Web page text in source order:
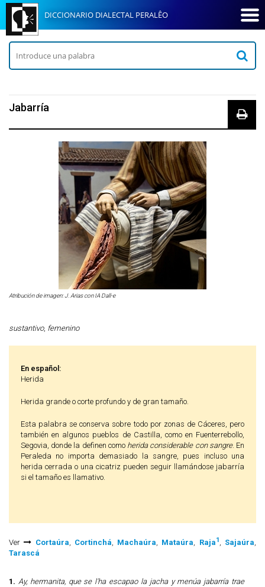
DICCIONARIO DIALECTAL PERALÊO
Jabarría
Atribución de imagen: J. Arias con IA Dall-e
sustantivo, femenino
En español:
Herida
Herida grande o corte profundo y de gran tamaño.
Esta palabra se conserva sobre todo por zonas de Cáceres, pero
también en algunos pueblos de Castilla, como en Fuenterrebollo,
Segovia, donde la definen como herida considerable con sangre. En
Peraleda no importa demasiado la sangre, pues incluso una
herida cerrada o una cicatriz pueden seguir llamándose jabarría
si el tamaño es llamativo.
Ver Cortaúra, Cortinchá, Machaúra, Mataúra, Raja1, Sajaúra,
Tarascá
1. Ay, hermanita, que se l'ha escapao la jacha y menúa jabarría trae